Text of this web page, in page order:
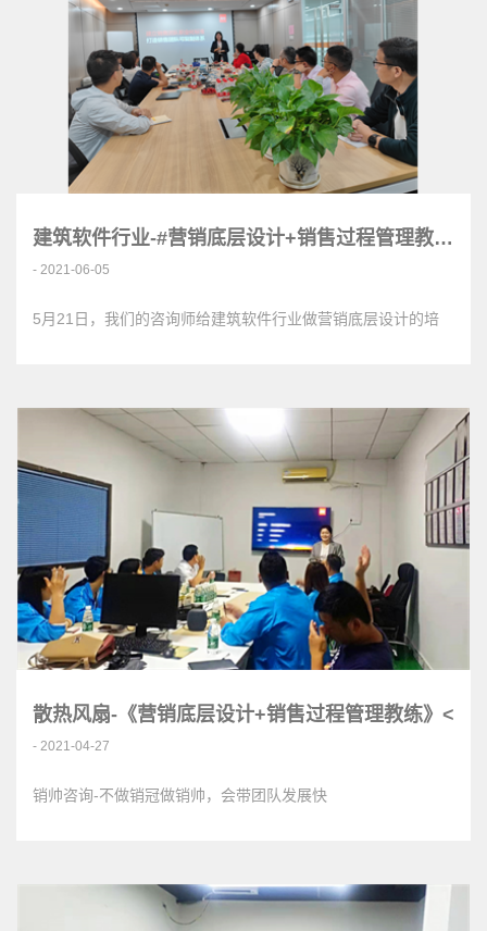
建筑软件行业-#营销底层设计+销售过程管理教练体系<
- 2021-06-05
5月21日，我们的咨询师给建筑软件行业做营销底层设计的培
散热风扇-《营销底层设计+销售过程管理教练》<
- 2021-04-27
销帅咨询-不做销冠做销帅，会带团队发展快